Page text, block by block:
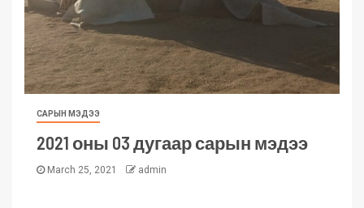
САРЫН МЭДЭЭ
2021 оны 03 дугаар сарын мэдээ
March 25, 2021 admin